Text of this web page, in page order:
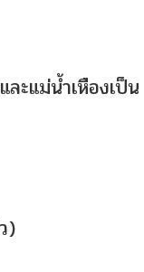
ะแม่น้ำเหืองเป็น
)